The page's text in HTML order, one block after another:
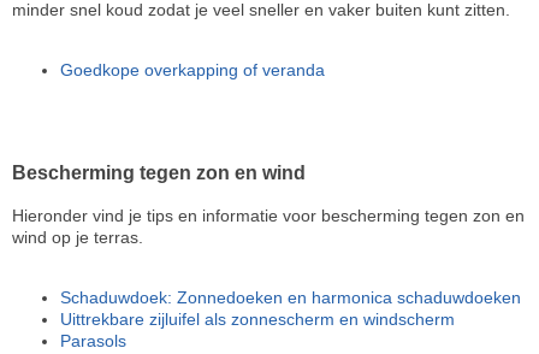
minder snel koud zodat je veel sneller en vaker buiten kunt zitten.
Goedkope overkapping of veranda
Bescherming tegen zon en wind
Hieronder vind je tips en informatie voor bescherming tegen zon en
wind op je terras.
Schaduwdoek: Zonnedoeken en harmonica schaduwdoeken
Uittrekbare zijluifel als zonnescherm en windscherm
Parasols